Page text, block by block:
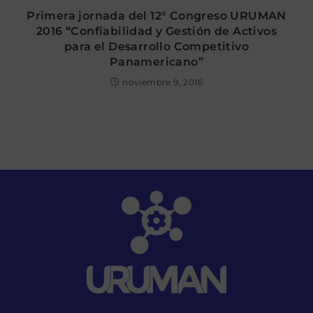
Primera jornada del 12° Congreso URUMAN
2016 “Confiabilidad y Gestión de Activos
para el Desarrollo Competitivo
Panamericano”
noviembre 9, 2016